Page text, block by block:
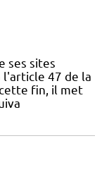
ses sites
47 de la
fin, il met